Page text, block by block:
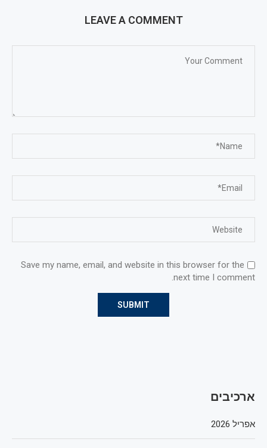
LEAVE A COMMENT
Save my name, email, and website in this browser for the
next time I comment.
ארכיבים
אפריל 2026